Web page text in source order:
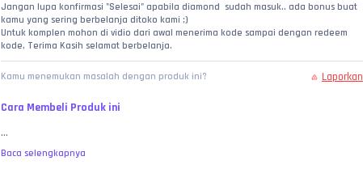
Jangan lupa konfirmasi "Selesai" apabila diamond  sudah masuk.. ada bonus buat
kamu yang sering berbelanja ditoko kami ;)
Untuk komplen mohon di vidio dari awal menerima kode sampai dengan redeem
kode, Terima Kasih selamat berbelanja.
Kamu menemukan masalah dengan produk ini? Laporkan
Cara Membeli Produk ini
...
Baca selengkapnya